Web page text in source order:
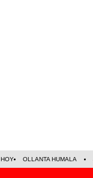
HOY OLLANTA HUMALA